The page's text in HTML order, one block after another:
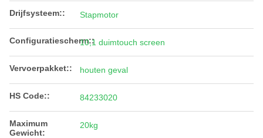
Drijfsysteem:: Stapmotor
Configuratiescherm::10,1 duimtouch screen
Vervoerpakket:: houten geval
HS Code:: 84233020
Maximum
Gewicht:
20kg